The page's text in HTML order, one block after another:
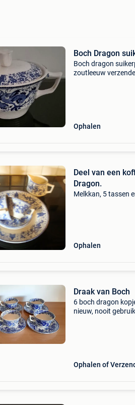
Boch Dragon
Boch dragon
zoutleeuw
Ophalen
Deel van een
Dragon.
Melkkan, 5 tassen
Ophalen
Draak van Boch
6 boch dragon
nieuw, nooit
Ophalen of